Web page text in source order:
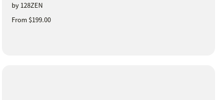
by 128ZEN
From $199.00